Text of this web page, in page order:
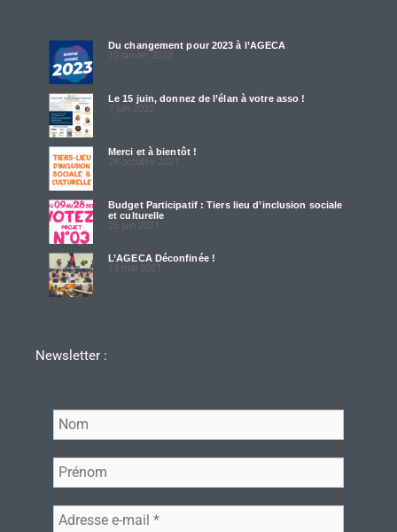
Du changement pour 2023 à l’AGECA
10 janvier 2023
Le 15 juin, donnez de l’élan à votre asso !
7 juin 2022
Merci et à bientôt !
28 octobre 2021
Budget Participatif : Tiers lieu d’inclusion sociale
et culturelle
25 juin 2021
L’AGECA Déconfinée !
13 mai 2021
Newsletter :